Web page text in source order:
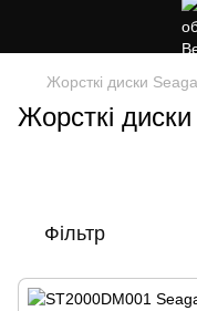
Жорсткі диски
Жорсткі
Фільтр